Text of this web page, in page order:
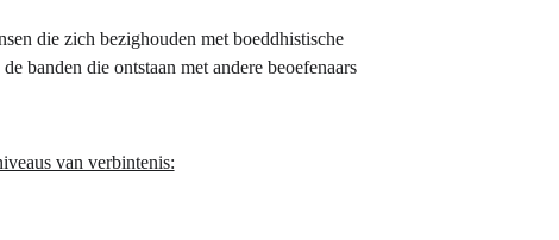
die zich bezighouden met boeddhistische
banden die ontstaan met andere beoefenaars
van verbintenis: